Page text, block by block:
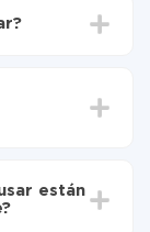
a
la
datos que
a otro
están